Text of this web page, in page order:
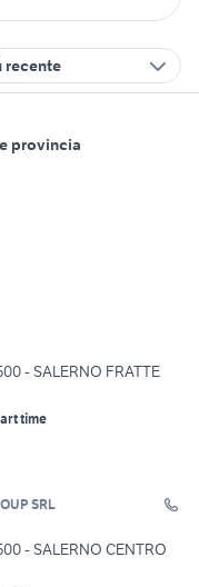
recente
provincia
- SALERNO FRATTE
time
SRL
- SALERNO CENTRO